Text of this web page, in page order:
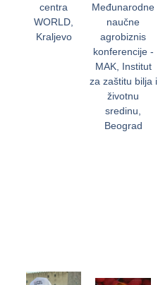
centra
WORLD,
Kraljevo
Međunarodne
naučne
agrobiznis
konferencije -
MAK, Institut
za zaštitu bilja i
životnu
sredinu,
Beograd